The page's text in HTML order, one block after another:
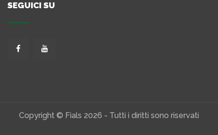
SEGUICI SU
Copyright © Fials 2026 - Tutti i diritti sono riservati